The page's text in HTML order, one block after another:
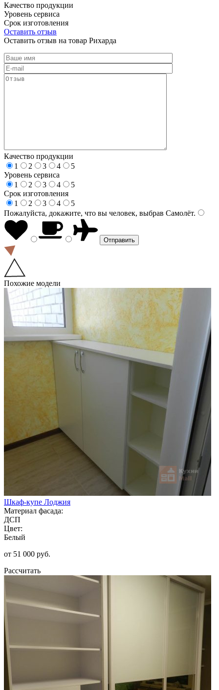
Качество продукции
Уровень сервиса
Срок изготовления
Оставить отзыв
Оставить отзыв на товар Рихарда
Качество продукции
1
2 3 4
5
Уровень сервиса
1
2 3 4
5
Срок изготовления
1
2 3 4
5
Пожалуйста, докажите, что вы человек, выбрав Самолёт.
Похожие модели
Шкаф-купе Лоджия
Материал фасада:
ДСП
Цвет:
Белый
от 51 000 руб.
Рассчитать